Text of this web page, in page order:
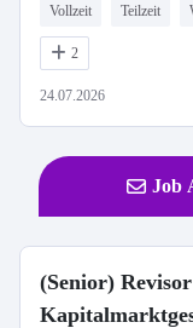
Vollzeit Teilzeit
2
24.07.2026
Job
(Senior)